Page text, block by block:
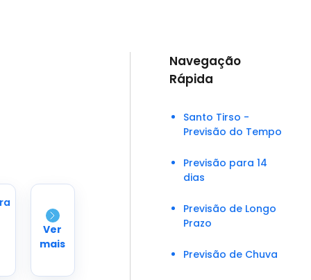
Ver
mais
Navegação
Rápida
Santo Tirso -
Previsão do Tempo
Previsão para 14
dias
Previsão de Longo
Prazo
Previsão de Chuva